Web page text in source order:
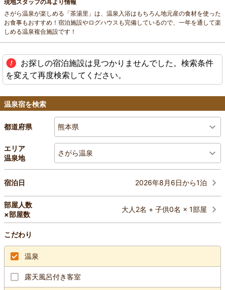
現地スタッフの耳より情報
さがら温泉が楽しめる「茶湯里」は、温泉入浴はもちろん地元産の食材を使った
お食事もおすすめ！宿泊施設やログハウスも完備しているので、一年を通して楽
しめる温泉複合施設です！
お探しの宿泊施設は見つかりませんでした。検索条件
を変えて再度検索してください。
温泉宿を検索
都道府県 熊本県
エリア
温泉地
さがら温泉
宿泊日 2026年8月6日から1泊
部屋人数
×部屋数
大人2名 + 子供0名 × 1部屋
こだわり
温泉
露天風呂付き客室